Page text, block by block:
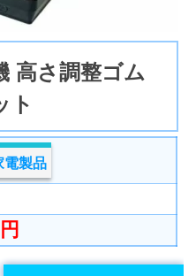
高さ調整ゴム
ト
電製品